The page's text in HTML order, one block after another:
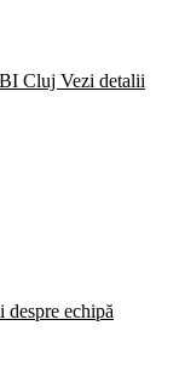
Cluj Vezi detalii
despre echipă